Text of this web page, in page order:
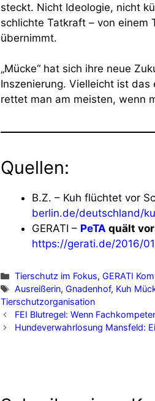
steckt. Nicht Ideologie, nicht
schlichte Tatkraft – von einem
übernimmt.
„Mücke“ hat sich ihre neue
Inszenierung. Vielleicht ist
rettet man am meisten, wenn
Quellen:
B.Z. – Kuh flüchtet vor
berlin.de/deutschland/
GERATI – PeTA quält
https://gerati.de/2016/
Kategorien
Tierschutz im Fokus,GERATI
Schlagwörter
Ausreißerin,Gnadenhof, Kuh
Tierschutzorganisation
FEI Blutregel: Wenn
Hundeverwahrlosung Mansfeld: